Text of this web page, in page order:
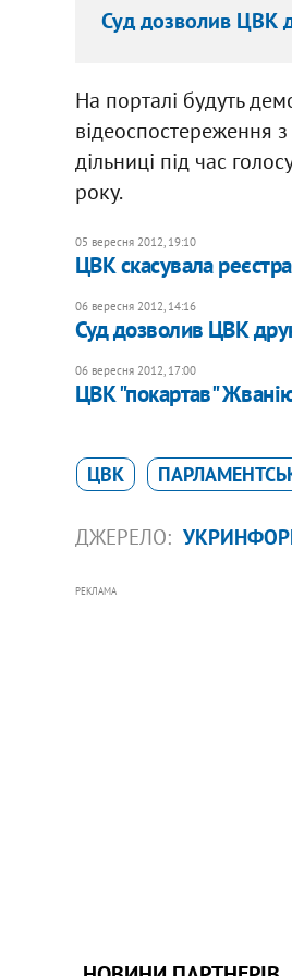
Суд дозволив ЦВК
На порталі будуть
відеоспостереження
дільниці під час
року.
05 вересня 2012, 19:10
ЦВК скасувала
06 вересня 2012, 14:16
Суд дозволив ЦВК
06 вересня 2012, 17:00
ЦВК "покартав"
ЦВК
ДЖЕРЕЛО:
РЕКЛАМА